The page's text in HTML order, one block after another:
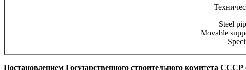
Steel
Movable
Постановлением Государственного строительного комитета